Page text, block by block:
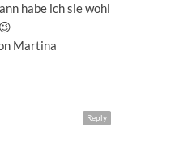
habe ich sie wohl
Martina
Reply